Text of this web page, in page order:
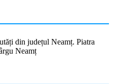
din județul Neamț. Piatra
Neamț